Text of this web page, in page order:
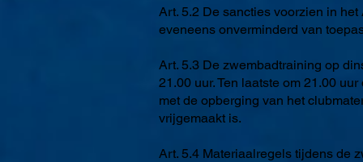
Art. 5.2 De sancties voorzien in
eveneens onverminderd van
Art. 5.3 De zwembadtraining op
21.00 uur. Ten laatste om 21.00
met de opberging van het
vrijgemaakt is.
Art. 5.4 Materiaalregels tijdens de